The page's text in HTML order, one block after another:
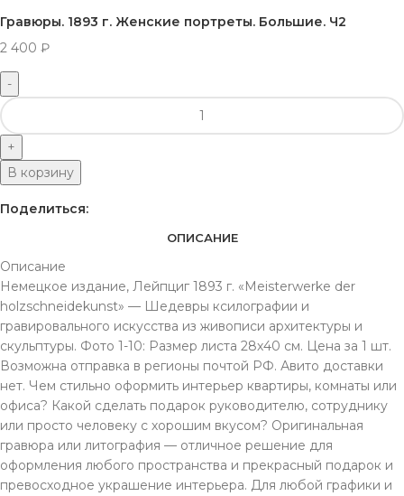
Гравюры. 1893 г. Женские портреты. Большие. Ч2
2 400 ₽
В корзину
Поделиться:
ОПИСАНИЕ
Описание
Немецкое издание, Лейпциг 1893 г. «Meisterwerke der
holzschneidekunst» — Шедевры ксилографии и
гравировального искусства из живописи архитектуры и
скульптуры. Фото 1-10: Размер листа 28х40 см. Цена за 1 шт.
Возможна отправка в регионы почтой РФ. Авито доставки
нет. Чем стильно оформить интерьер квартиры, комнаты или
офиса? Какой сделать подарок руководителю, сотруднику
или просто человеку с хорошим вкусом? Оригинальная
гравюра или литография — отличное решение для
оформления любого пространства и прекрасный подарок и
превосходное украшение интерьера. Для любой графики и